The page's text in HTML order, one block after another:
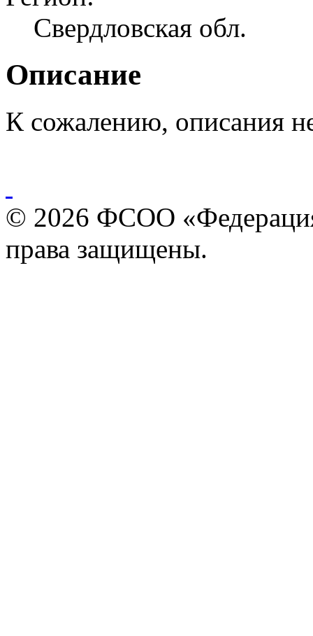
Свердловская обл.
Описание
К сожалению, описания
© 2026 ФСОО
права защищены.